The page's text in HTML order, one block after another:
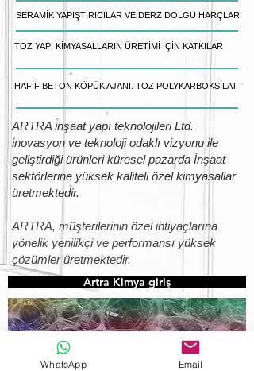
SERAMİK YAPIŞTIRICILAR VE DERZ DOLGU HARÇLARI
TOZ YAPI KİMYASALLARIN ÜRETİMİ İÇİN KATKILAR
HAFİF BETON KÖPÜK AJANI. TOZ POLYKARBOKSİLAT
ARTRA inşaat yapı teknolojileri Ltd.
inovasyon ve teknoloji odaklı vizyonu ile
geliştirdiği ürünleri küresel pazarda İnşaat
sektörlerine yüksek kaliteli özel kimyasallar
üretmektedir.
ARTRA, müşterilerinin özel ihtiyaçlarına
yönelik yenilikçi ve performansı yüksek
çözümler üretmektedir.
Artra Kimya giriş
WhatsApp Email